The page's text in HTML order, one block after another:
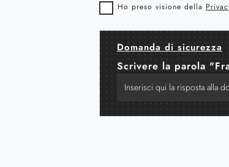
Ho preso visione della
Domanda di sicurezza
Scrivere la parola